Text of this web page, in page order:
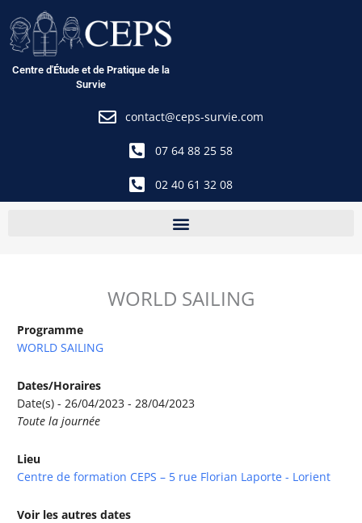
au
contenu
Centre d'Étude et de Pratique de la
Survie
contact@ceps-survie.com
07 64 88 25 58
02 40 61 32 08
WORLD SAILING
Programme
WORLD SAILING
Dates/Horaires
Date(s) - 26/04/2023 - 28/04/2023
Toute la journée
Lieu
Centre de formation CEPS – 5 rue Florian Laporte - Lorient
Voir les autres dates